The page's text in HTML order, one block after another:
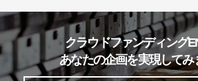
クラウドファンディング
あなたの企画を実現してみ